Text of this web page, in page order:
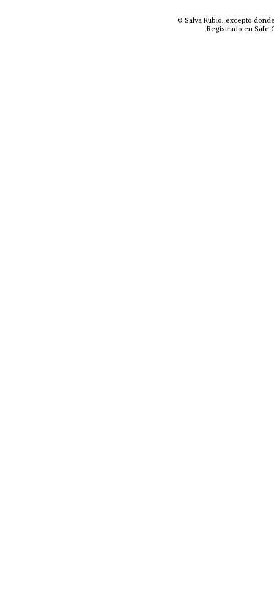
© Salva Rubio, excepto
Registrado en Safe